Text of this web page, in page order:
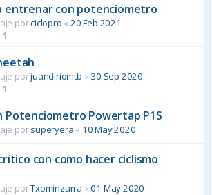
entrenar con potenciometro
porciclopro «20 Feb 2021
1
porjuandiriomtb « 30 Sep 2020
1
Potenciometro Powertap P1S
porsuperyera « 10 May 2020
con como hacer ciclismo
porTxominzarra «01 May 2020